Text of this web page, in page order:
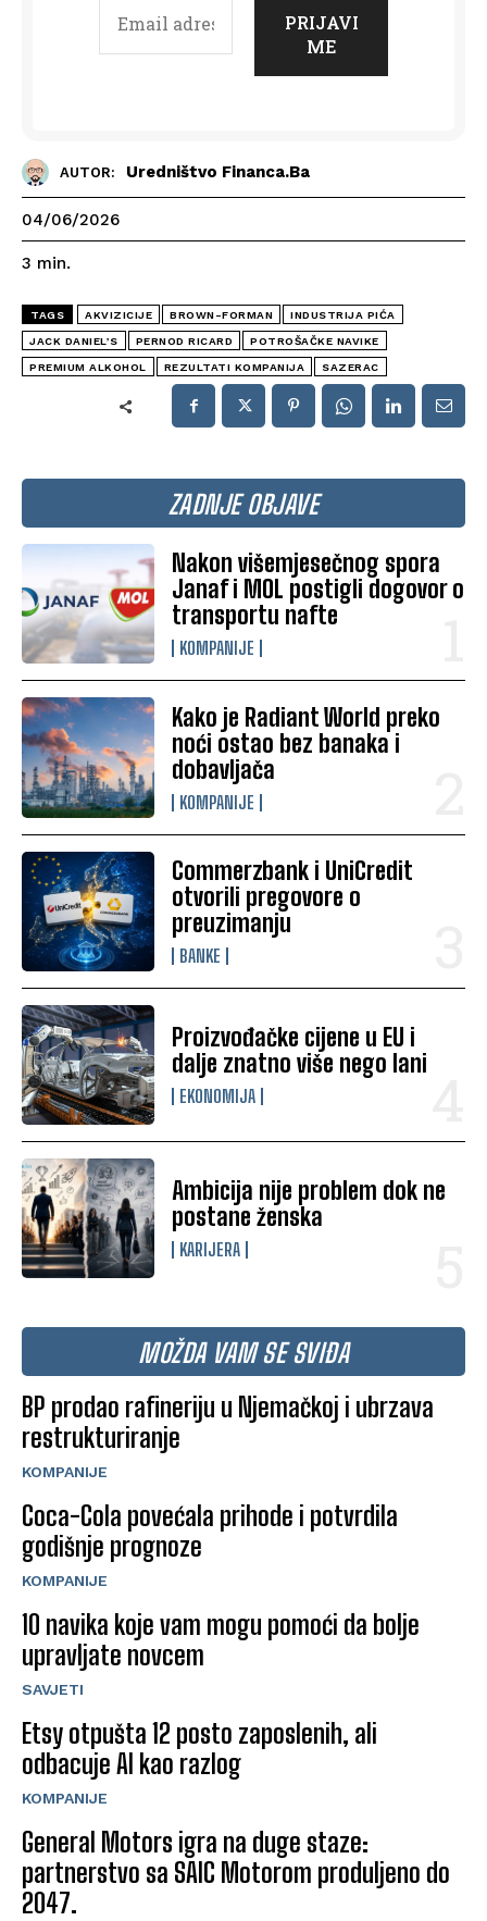
ZADNJE OBJAVE
Nakon višemjesečnog spora
Janaf i MOL postigli dogovor o
transportu nafte
KOMPANIJE
Kako je Radiant World preko
noći ostao bez banaka i
dobavljača
KOMPANIJE
Commerzbank i UniCredit
otvorili pregovore o
preuzimanju
BANKE
Proizvođačke cijene u EU i
dalje znatno više nego lani
EKONOMIJA
Ambicija nije problem dok ne
postane ženska
KARIJERA
MOŽDA VAM SE SVIĐA
BP prodao rafineriju u Njemačkoj i ubrzava
restrukturiranje
KOMPANIJE
Coca-Cola povećala prihode i potvrdila
godišnje prognoze
KOMPANIJE
10 navika koje vam mogu pomoći da bolje
upravljate novcem
SAVJETI
Etsy otpušta 12 posto zaposlenih, ali
odbacuje AI kao razlog
KOMPANIJE
General Motors igra na duge staze:
partnerstvo sa SAIC Motorom produljeno do
2047.
AUTOR: Uredništvo Financa.ba
04/06/2026
3 min.
TAGS AKVIZICIJE BROWN-FORMAN INDUSTRIJA PIĆA
JACK DANIEL’S PERNOD RICARD POTROŠAČKE NAVIKE
PREMIUM ALKOHOL REZULTATI KOMPANIJA SAZERAC